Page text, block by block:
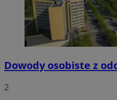
Dowody osobiste z
2